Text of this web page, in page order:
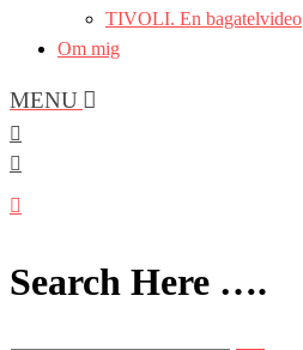
TIVOLI. En bagatelvideo
Om mig
MENU
Search Here ….